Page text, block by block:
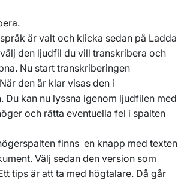
är valt och klicka sedan på Ladda
den ljudfil du vill transkribera och
Nu start transkriberingen
den är klar visas den i
Du kan nu lyssna igenom ljudfilen med
och rätta eventuella fel i spalten
finns en knapp med texten
Välj sedan den version som
tips är att ta med högtalare. Då går